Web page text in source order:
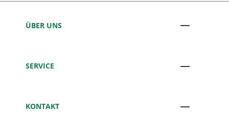
ÜBER UNS
SERVICE
KONTAKT